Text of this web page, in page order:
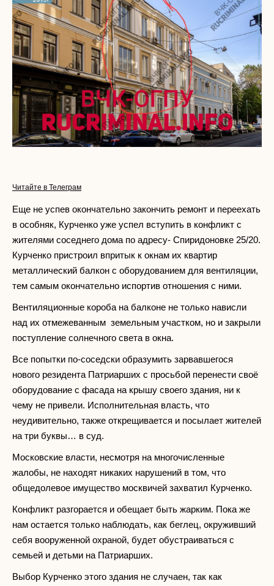
Читайте в Телеграм
Еще не успев окончательно закончить ремонт и переехать
в особняк, Курченко уже успел вступить в конфликт с
жителями соседнего дома по адресу- Спиридоновке 25/20.
Курченко пристроил впритык к окнам их квартир
металлический балкон с оборудованием для вентиляции,
тем самым окончательно испортив отношения с ними.
Вентиляционные короба на балконе не только нависли
над их отмежеванным земельным участком, но и закрыли
поступление солнечного света в окна.
Все попытки по-соседски образумить зарвавшегося
нового резидента Патриарших с просьбой перенести своё
оборудование с фасада на крышу своего здания, ни к
чему не привели. Исполнительная власть, что
неудивительно, также открещивается и посылает жителей
на три буквы… в суд.
Московские власти, несмотря на многочисленные
жалобы, не находят никаких нарушений в том, что
общедолевое имущество москвичей захватил Курченко.
Конфликт разгорается и обещает быть жарким. Пока же
нам остается только наблюдать, как беглец, окруживший
себя вооруженной охраной, будет обустраиваться с
семьей и детьми на Патриарших.
Выбор Курченко этого здания не случаен, так как